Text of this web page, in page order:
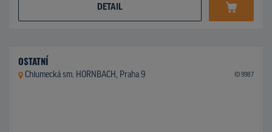
DETAIL
OSTATNÍ
Chlumecká sm. HORNBACH, Praha 9 ID 9987